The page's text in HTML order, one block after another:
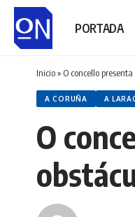
PORTADA
Inicio» O concello
A CORUÑA A
O